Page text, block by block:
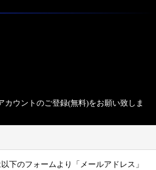
ウントのご登録(無料)をお願い致しま
下のフォームより「メールアドレス」